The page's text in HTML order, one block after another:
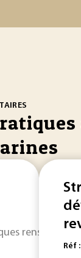
sont autant Réf